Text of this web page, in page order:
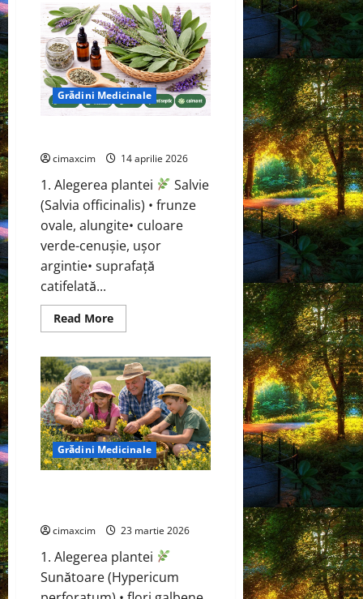
ciobanului
(Capsella
bursa-
pastoris)
Grădini Medicinale
cimaxcim 14 aprilie 2026
1. Alegerea plantei
Salvie
(Salvia officinalis) • frunze
ovale, alungite• culoare
verde-cenușie, ușor
argintie• suprafață
catifelată...
Read MoreRead
more
(Salvia
officinalis)
Grădini Medicinale
cimaxcim 23 martie 2026
1. Alegerea plantei
Sunătoare (Hypericum